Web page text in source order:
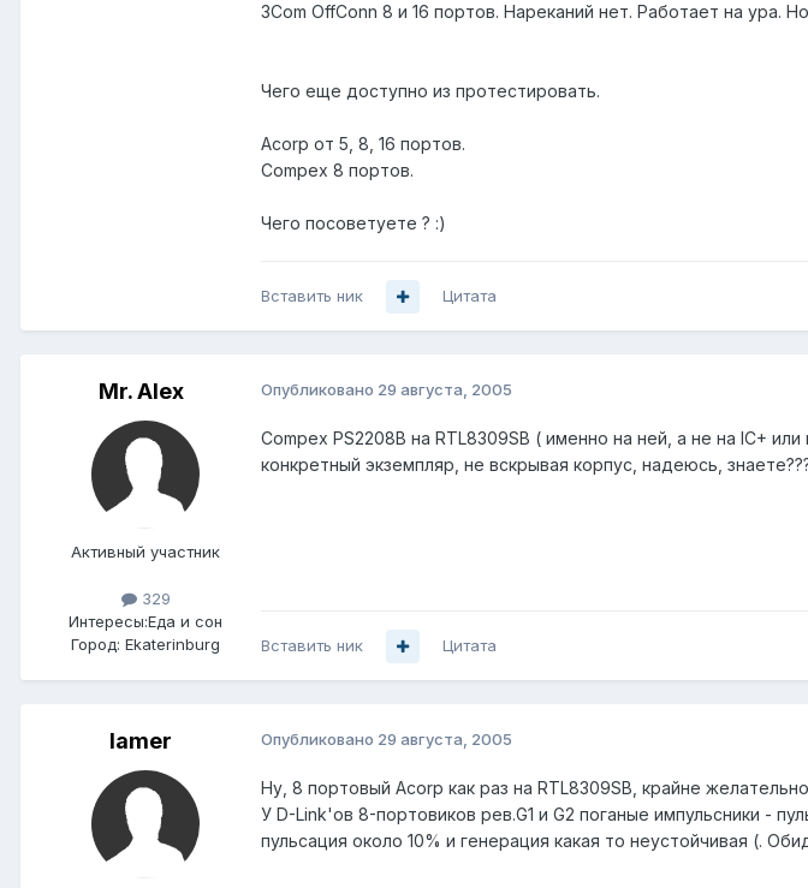
3Com OffConn 8 и 16 портов. Нареканий нет. Работает на ура.
Чего еще доступно из протестировать.
Acorp от 5, 8, 16 портов.
Compex 8 портов.
Чего посоветуете ? :)
Вставить ник Цитата
Mr. Alex
Активный участник
329
Интересы:Еда и сон
Город: Ekaterinburg
Опубликовано 29 августа, 2005
Compex PS2208B на RTL8309SB ( именно на ней, а не на IC+
конкретный экземпляр, не вскрывая корпус, надеюсь,
Вставить ник Цитата
lamer Опубликовано 29 августа, 2005
Ну, 8 портовый Acorp как раз на RTL8309SB, крайне
У D-Link'ов 8-портовиков рев.G1 и G2 поганые импульсники -
пульсация около 10% и генерация какая то неустойчивая (.